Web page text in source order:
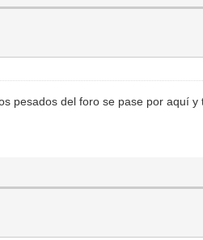
pesados del foro se pase por aquí